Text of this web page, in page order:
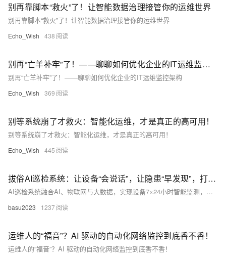
别再靠脚本“救火”了！让智能数据治理接管你的运维世界
别再靠脚本“救火”了！让智能数据治理接管你的运维世界
Echo_Wish 438
别再“亡羊补牢”了！——聊聊如何优化企业的IT运维监控架构
别再“亡羊补牢”了！——聊聊如何优化企业的IT运维监控架构
Echo_Wish 369
别等系统崩了才救火：智能化运维，才是真正的高可用！
别等系统崩了才救火：智能化运维，才是真正的高可用！
Echo_Wish 445
拔俗AI巡检系统：让设备“会说话”，让隐患“早发现”，打造更安全高效的智能运维
AI巡检系统融合AI、物联网与大数据，实现设备7×24小时智能监测，自动识别隐患并预警，支持预测性维护，提升巡检效率5倍以上，准确率超95%。广泛应用于工厂、电力、交通等领域，推动运维从“被动响应”转向“主动预防”，降本增效，保障安全，助力数字化转型。（238字）
basu2023 1237
运维人的“福音”？AI 驱动的自动化网络监控到底香不香！
运维人的“福音”？AI 驱动的自动化网络监控到底香不香！